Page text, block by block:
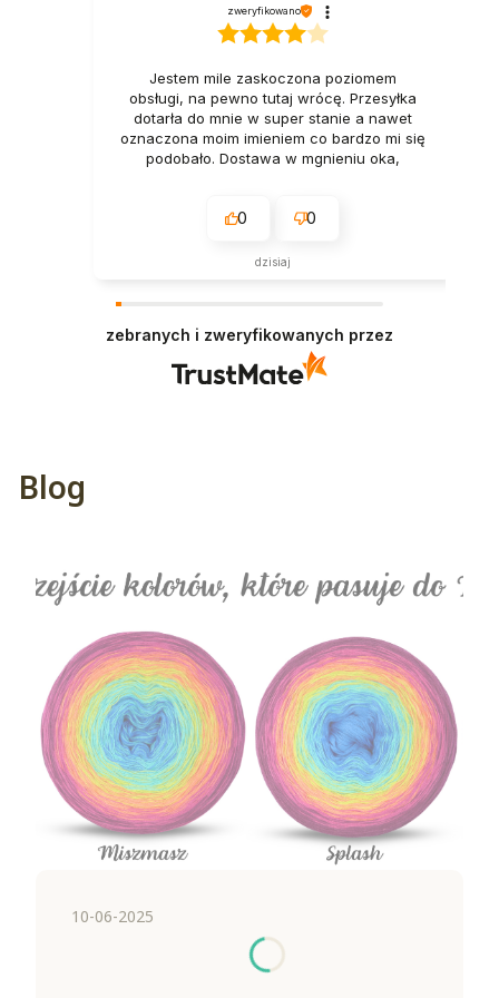
zweryfikowano
Jestem mile zaskoczona poziomem
obsługi, na pewno tutaj wrócę. Przesyłka
dotarła do mnie w super stanie a nawet
oznaczona moim imieniem co bardzo mi się
podobało. Dostawa w mgnieniu oka,
0 0
dzisiaj
zebranych i zweryfikowanych przez
Blog
10-06-2025